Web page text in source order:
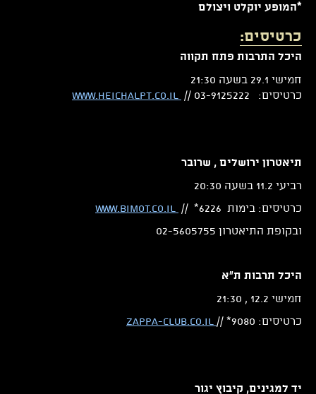
*המופע יוקלט ויצולם
כרטיסים:
היכל התרבות פתח תקווה
חמישי 29.1 בשעה 21:30
כרטיסים: 03-9125222 //
תיאטרון ירושלים , שרובר
רביעי 11.2 בשעה 20:30
כרטיסים: בימות 6226* //
ובקופת התיאטרון 02-5605755
היכל תרבות ת"א
חמישי 12.2 , 21:30
כרטיסים: 9080* //
יד למגינים, קיבוץ יגור